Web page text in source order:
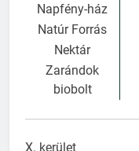
Napfény-ház
Natúr Forrás
Nektár
Zarándok
biobolt
X. kerület